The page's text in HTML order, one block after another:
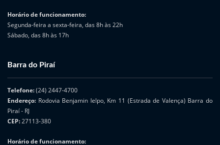
Horário de funcionamento:
Segunda-feira a sexta-feira, das 8h às 22h
Sábado, das 8h às 17h
Barra do Piraí
Telefone:(24) 2447-4700
Endereço: Rodovia Benjamin Ielpo, Km 11 (Estrada de Valença) Barra do
Piraí - RJ
CEP:27113-380
Horário de funcionamento: